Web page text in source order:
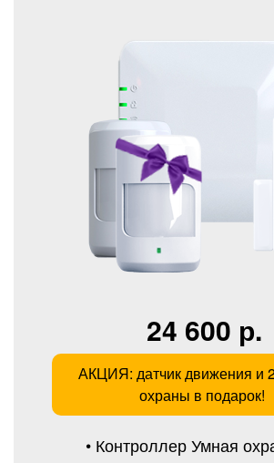
24 600 р.
АКЦИЯ: датчик движения и
охраны в подарок!
• Контроллер Умная